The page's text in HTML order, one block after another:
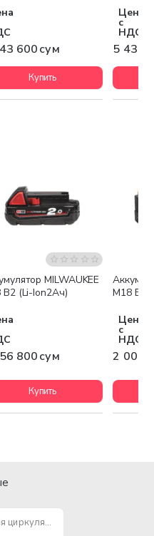
600 сум
Купить
Цена
с
НДС
5 438
доставка
MILWAUKEE
B2 (Li-Ion2Ач)
800 сум
Купить
M18 B5
Цена
с
НДС
2 003
Аккумуляторная циркулярная пила MILWAUKEE M12 CCS44-0 FUEL